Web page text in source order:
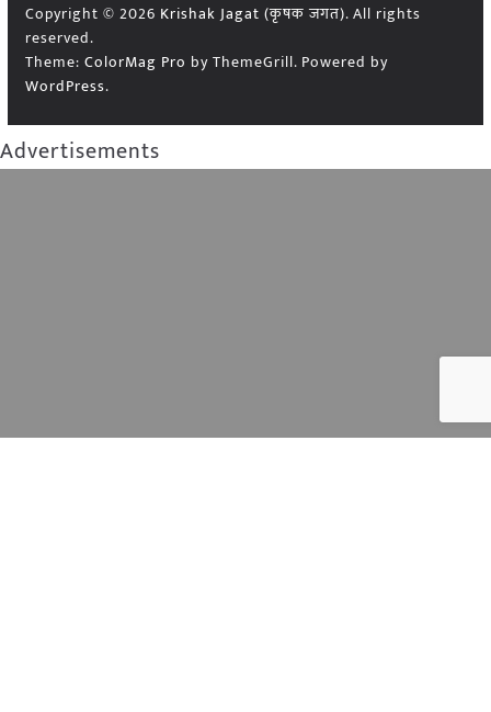
Copyright © 2026 Krishak Jagat (कृषक जगत). All rights
reserved.
Theme: ColorMag Pro by ThemeGrill. Powered by
WordPress.
Advertisements